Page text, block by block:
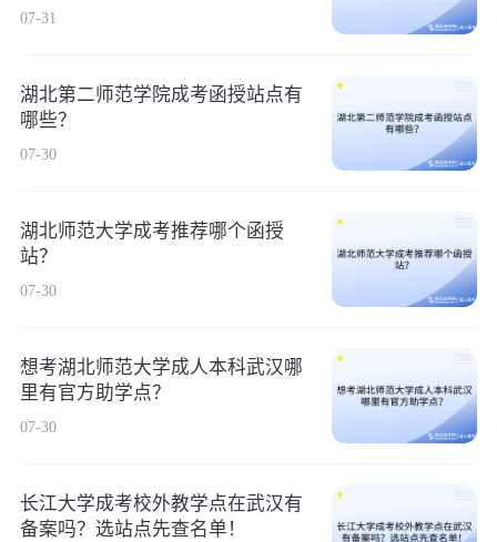
07-31
湖北第二师范学院成考函授站点有
哪些？
07-30
湖北师范大学成考推荐哪个函授
站？
07-30
想考湖北师范大学成人本科武汉哪
里有官方助学点？
07-30
长江大学成考校外教学点在武汉有
备案吗？选站点先查名单！